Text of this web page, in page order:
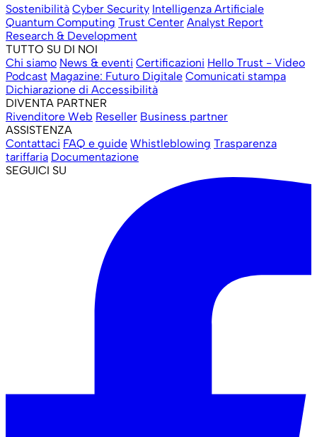
Sostenibilità Cyber Security Intelligenza Artificiale
Quantum Computing Trust Center Analyst Report
Research & Development
TUTTO SU DI NOI
Chi siamo News & eventi Certificazioni Hello Trust - Video
Podcast Magazine: Futuro Digitale Comunicati stampa
Dichiarazione di Accessibilità
DIVENTA PARTNER
Rivenditore Web Reseller Business partner
ASSISTENZA
Contattaci FAQ e guide Whistleblowing Trasparenza
tariffaria Documentazione
SEGUICI SU